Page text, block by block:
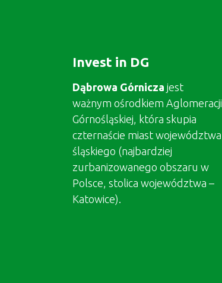
Invest in DG
Dąbrowa Górnicza jest
ważnym ośrodkiem Aglomeracji
Górnośląskiej, która skupia
czternaście miast województwa
śląskiego (najbardziej
zurbanizowanego obszaru w
Polsce, stolica województwa –
Katowice).